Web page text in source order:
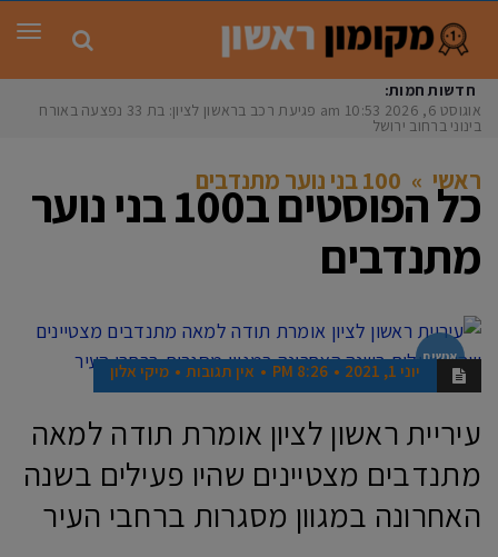
חדשות חמות:
אוגוסט 6, 2026
10:53 am פגיעת רכב בראשון לציון: בת 33 נפצעה באורח
בינוני ברחוב ירושלי
ראשי » 100 בני נוער מתנדבים
כל הפוסטים ב
100 בני נוער
מתנדבים
אנשים
יוני 1, 2021 8:26 PM אין תגובות מיקי אלון
עיריית ראשון לציון אומרת תודה למאה
מתנדבים מצטיינים שהיו פעילים בשנה
האחרונה במגוון מסגרות ברחבי העיר